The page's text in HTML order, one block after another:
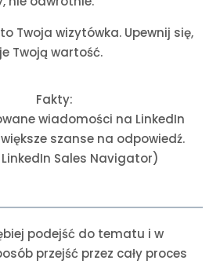
Twoja wizytówka. Upewnij się,
Twoją wartość.
Fakty:
wiadomości na LinkedIn
szanse na odpowiedź.
LinkedIn Sales Navigator)
podejść do tematu i w
przejść przez cały proces